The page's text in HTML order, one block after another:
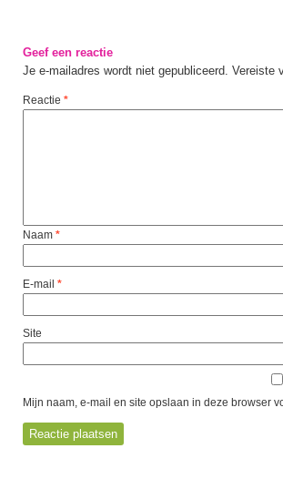
Geef een reactie
Je e-mailadres wordt niet gepubliceerd. Vereiste
Reactie *
Naam *
E-mail *
Site
Mijn naam, e-mail en site opslaan in deze browser